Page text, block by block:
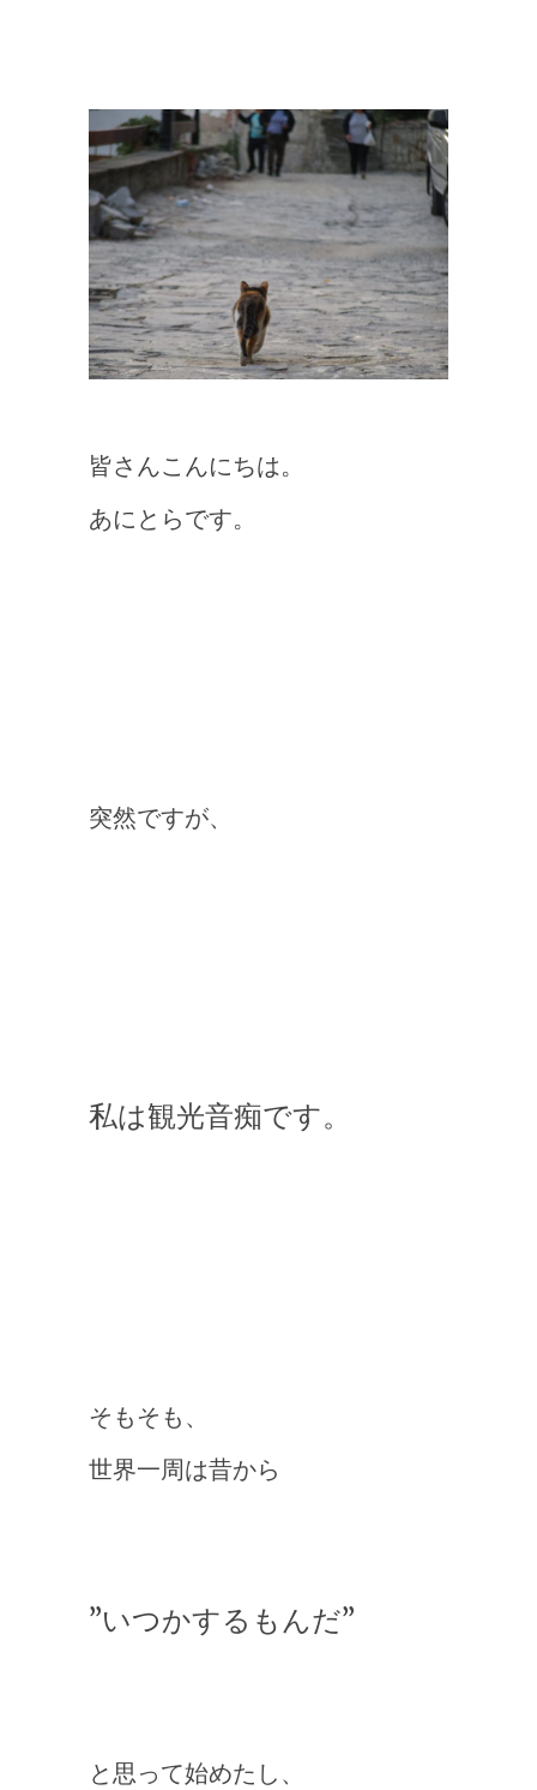
皆さんこんにちは。
あにとらです。
突然ですが、
私は観光音痴です。
そもそも、
世界一周は昔から
”いつかするもんだ”
と思って始めたし、